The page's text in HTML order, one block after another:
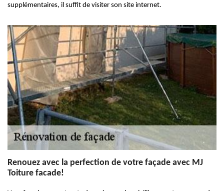
supplémentaires, il suffit de visiter son site internet.
Renouez avec la perfection de votre façade avec MJ
Toiture facade!